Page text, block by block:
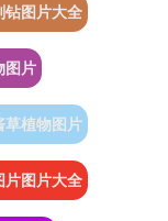
钻图片大全
图片
草植物图片
片图片大全